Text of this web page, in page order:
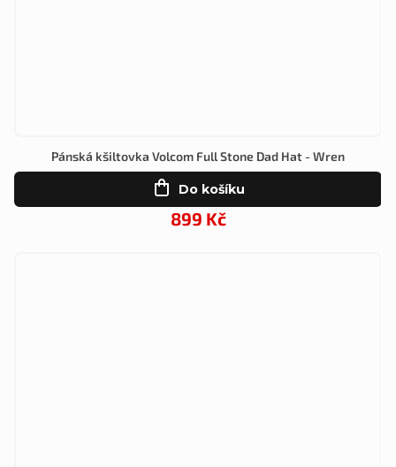
Pánská kšiltovka Volcom Full Stone Dad Hat - Wren
899 Kč
Do košíku